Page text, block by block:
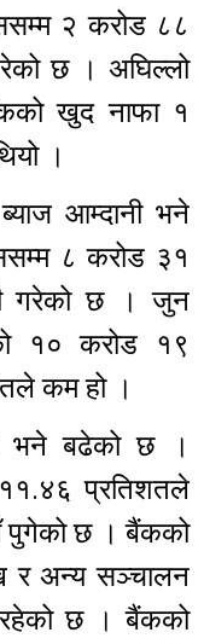
२ करोड ८८
छ । अघिल्लो
खुद नाफा १
।
आम्दानी भने
८ करोड ३१
गरेको छ । जुन
१० करोड १९
कम हो ।
भने बढेको छ ।
प्रतिशतले
पुगेको छ । बैंकको
र अन्य सञ्चालन
छ । बैंकको